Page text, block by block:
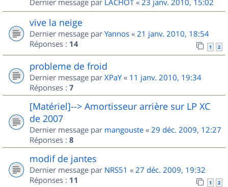
vive la neige
Dernier message par Yannos « 21 janv. 2010, 18:54
Réponses : 14 1 2
probleme de froid
Dernier message par XPaY« 11 janv. 2010, 19:34
Réponses : 7
[Matériel]--> Amortisseur arrière sur LP XC
de 2007
Dernier message par mangouste « 29 déc. 2009, 12:27
Réponses : 8
modif de jantes
Dernier message par NRS51 « 27 déc. 2009, 19:32
Réponses : 11 1 2